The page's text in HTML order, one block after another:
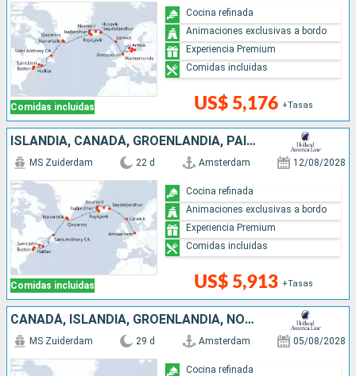
Comidas incluidas US$ 5,176 +Tasas
Cocina refinada
Animaciones exclusivas a bordo
Experiencia Premium
Comidas incluidas
ISLANDIA, CANADÁ, GROENLANDIA, PAISES BAJOS, ESTADOS UNIDOS, REINO UNIDO
Comidas incluidas
MS Zuiderdam 22 d Amsterdam 12/08/2028
US$ 5,913 +Tasas
Cocina refinada
Animaciones exclusivas a bordo
Experiencia Premium
Comidas incluidas
CANADÁ, ISLANDIA, GROENLANDIA, NORUEGA, PAISES BAJOS, ESTADOS UNIDOS, REINO UNIDO
MS Zuiderdam 29 d Amsterdam 05/08/2028
Cocina refinada